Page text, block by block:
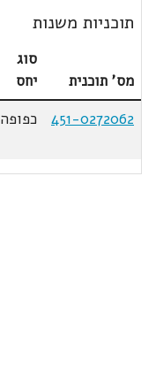
תוכניות משנות
מס' תוכנית
סוג
יחס
451-0272062
כפופה